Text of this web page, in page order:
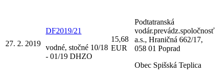
27. 2. 2019
DF2019/21
vodné, stočné 10/18
- 01/19 DHZO
15,68
EUR
Podtatranská
vodár.prevádz.spoločnosť
a.s., Hraničná 662/17,
058 01 Poprad
Obec Spišská Teplica